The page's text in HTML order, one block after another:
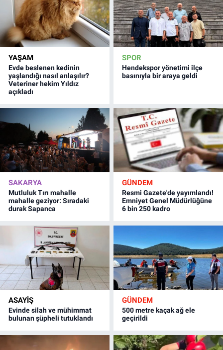
YAŞAM
Evde beslenen kedinin
yaşlandığı nasıl anlaşılır?
Veteriner hekim Yıldız
açıkladı
SPOR
Hendekspor yönetimi ilçe
basınıyla bir araya geldi
SAKARYA
Mutluluk Tırı mahalle
mahalle geziyor: Sıradaki
durak Sapanca
GÜNDEM
Resmi Gazete'de yayımlandı!
Emniyet Genel Müdürlüğüne
6 bin 250 kadro
ASAYİŞ
Evinde silah ve mühimmat
bulunan şüpheli tutuklandı
GÜNDEM
500 metre kaçak ağ ele
geçirildi